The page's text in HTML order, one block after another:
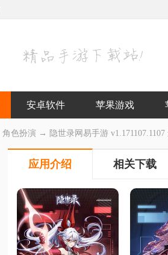
安卓软件 苹果游戏
角色扮演 → 隐世录网易手游 v1.171107.1107
应用介绍 相关下载